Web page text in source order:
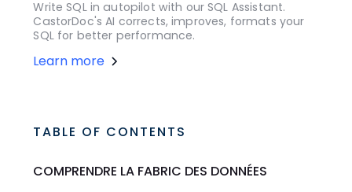
Write SQL in autopilot with our SQL Assistant.
CastorDoc's AI corrects, improves, formats your
SQL for better performance.
Learn more
TABLE OF CONTENTS
COMPRENDRE LA FABRIC DES DONNÉES